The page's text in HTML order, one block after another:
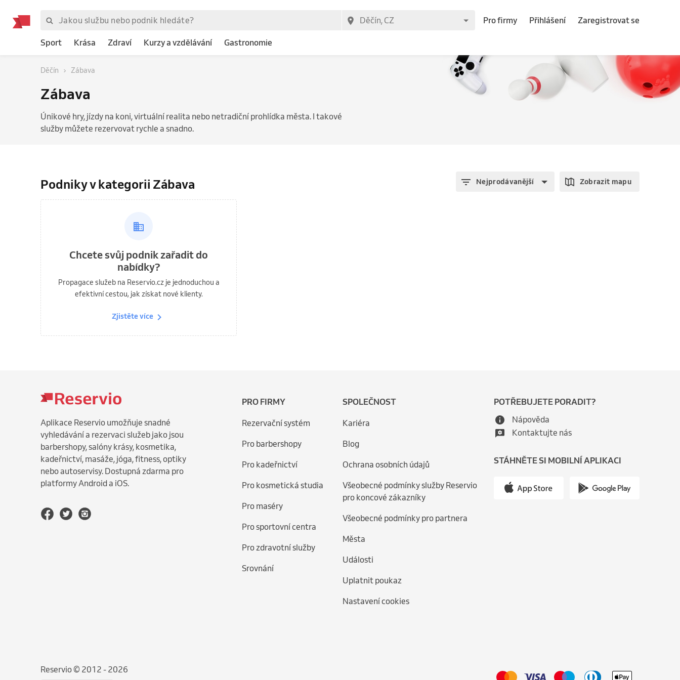
Pro firmy Přihlášení Zaregistrovat se
Sport Krása Zdraví Kurzy a vzdělávání Gastronomie
Děčín Zábava
Zábava
Únikové hry, jízdy na koni, virtuální realita nebo netradiční prohlídka města. I takové
služby můžete rezervovat rychle a snadno.
Podniky v kategorii Zábava Nejprodávanější Zobrazit mapu
Chcete svůj podnik zařadit do
nabídky?
Propagace služeb na Reservio.cz je jednoduchou a
efektivní cestou, jak získat nové klienty.
Zjistěte více
Aplikace Reservio umožňuje snadné
vyhledávání a rezervaci služeb jako jsou
barbershopy, salóny krásy, kosmetika,
kadeřnictví, masáže, jóga, fitness, optiky
nebo autoservisy. Dostupná zdarma pro
platformy Android a iOS.
PRO FIRMY
Rezervační systém
Pro barbershopy
Pro kadeřnictví
Pro kosmetická studia
Pro maséry
Pro sportovní centra
Pro zdravotní služby
Srovnání
SPOLEČNOST
Kariéra
Blog
Ochrana osobních údajů
Všeobecné podmínky služby Reservio
pro koncové zákazníky
Všeobecné podmínky pro partnera
Města
Události
Uplatnit poukaz
Nastavení cookies
POTŘEBUJETE PORADIT?
Nápověda
Kontaktujte nás
STÁHNĚTE SI MOBILNÍ APLIKACI
Reservio © 2012 - 2026